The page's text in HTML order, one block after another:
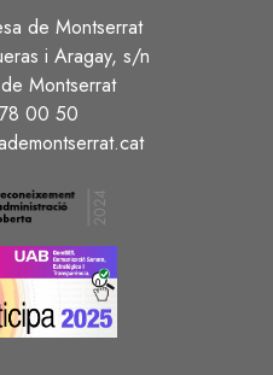
de Montserrat
i Aragay, s/n
Montserrat
00 50